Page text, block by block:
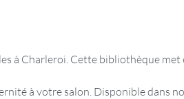
à Charleroi. Cette bibliothèque
à votre salon. Disponible dans